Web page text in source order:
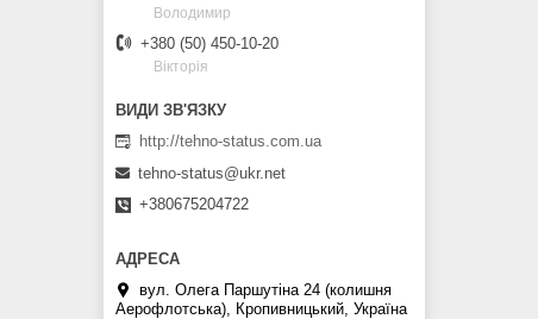
Володимир
+380 (50) 450-10-20
Вікторія
http://tehno-status.com.ua
tehno-status@ukr.net
+380675204722
вул. Олега Паршутіна 24 (колишня
Аерофлотська), Кропивницький, Україна